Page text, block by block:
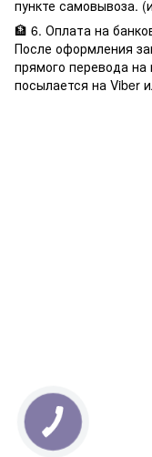
пункте самовывоза.
🏦 6. Оплата на
После оформления
прямого перевода
посылается на Viber